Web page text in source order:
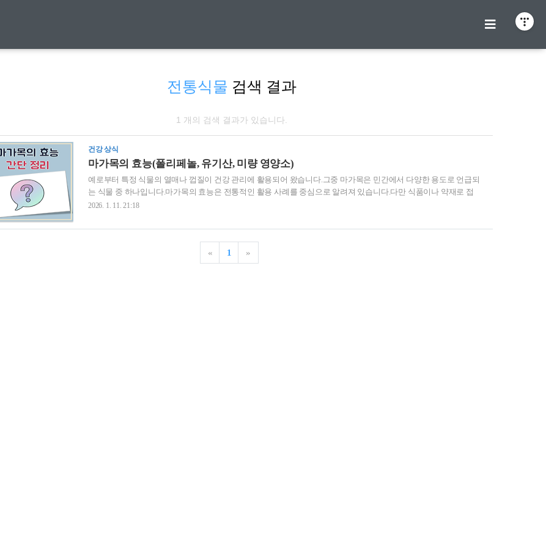
전통식물 검색 결과
1 개의 검색 결과가 있습니다.
건강 상식
마가목의 효능(폴리페놀, 유기산, 미량 영양소)
예로부터 특정 식물의 열매나 껍질이 건강 관리에 활용되어 왔습니다.그중 마가목은 민간에서 다양한 용도로 언급되
는 식물 중 하나입니다.마가목의 효능은 전통적인 활용 사례를 중심으로 알려져 있습니다.다만 식품이나 약재로 접
근할 때는 특성과 주의점을 함께 이해할 필요가 있습니다.기본적인 정보를 정리해두면 올바른 판단에 도움이 됩니
디션 관리와 관련해 언급되는 경우가 많습니다.일부 성분은 항산화 작용과 연관되어 설명되기도 합니다.이러한 효능
은 전통적 사용 경험을 바탕으로 전해져 왔습니다.과학적 근거와는 구분해 이해하는 것이 중요합니다.마가목의 효능
과 관련된 주요 성분마가목에는 다양한 식물성 성분이 포함되어..
2026. 1. 11. 21:18
« 1 »